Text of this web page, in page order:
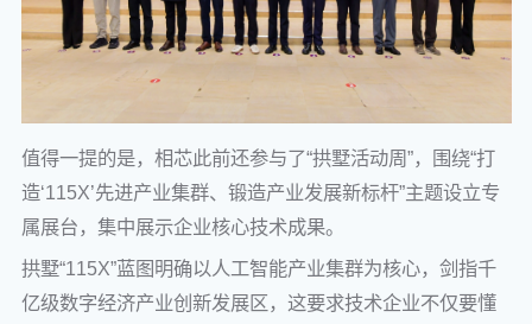
值得一提的是，相芯此前还参与了“拱墅活动周”，围绕“打
造‘115X’先进产业集群、锻造产业发展新标杆”主题设立专
属展台，集中展示企业核心技术成果。
拱墅“115X”蓝图明确以人工智能产业集群为核心，剑指千
亿级数字经济产业创新发展区，这要求技术企业不仅要懂